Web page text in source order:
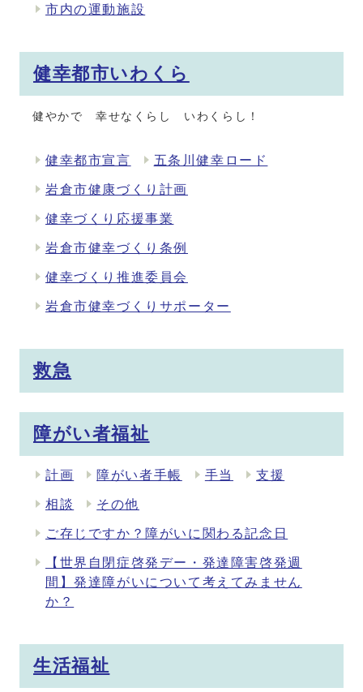
市内の運動施設
健幸都市いわくら
健やかで 幸せなくらし いわくらし！
健幸都市宣言 五条川健幸ロード
岩倉市健康づくり計画
健幸づくり応援事業
岩倉市健幸づくり条例
健幸づくり推進委員会
岩倉市健幸づくりサポーター
救急
障がい者福祉
計画 障がい者手帳 手当 支援
相談 その他
ご存じですか？障がいに関わる記念日
【世界自閉症啓発デー・発達障害啓発週
間】発達障がいについて考えてみません
か？
生活福祉